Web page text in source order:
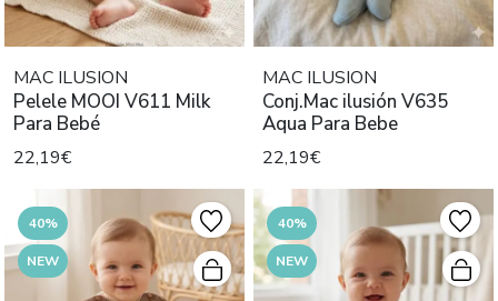
MAC ILUSION
Pelele MOOI V611 Milk
Para Bebé
22,19€
MAC ILUSION
Conj.Mac ilusión V635
Aqua Para Bebe
22,19€
40%
NEW
40%
NEW